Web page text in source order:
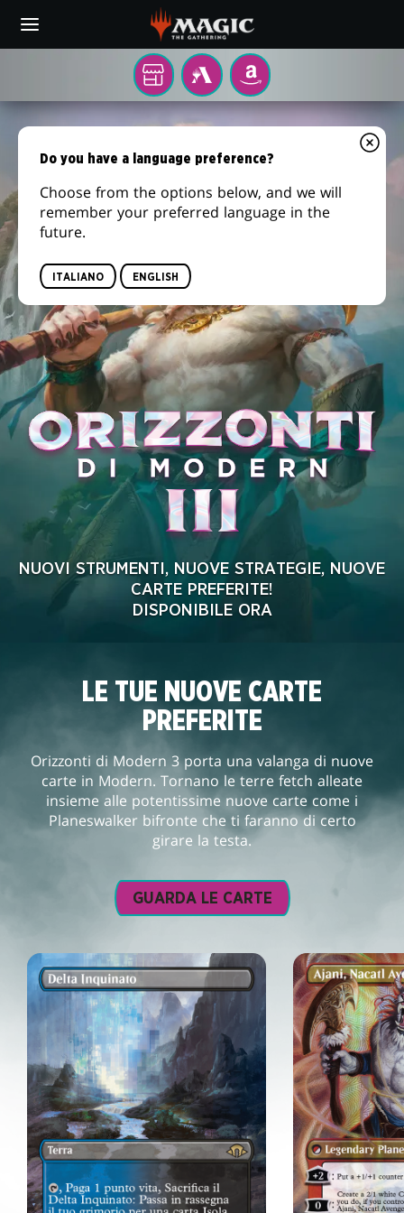
main
Il
tuo
negozio
zona
MTG
ARENA
AMAZON
ORIZZONTI
MODERN
3
NUOVI STRUMENTI, NUOVE STRATEGIE, NUOVE
CARTE PREFERITE!
DISPONIBILE ORA
LE TUE NUOVE CARTE
PREFERITE
Orizzonti di Modern 3 porta una valanga di nuove
carte in Modern. Tornano le terre fetch alleate
insieme alle potentissime nuove carte come i
Planeswalker bifronte che ti faranno di certo
girare la testa.
GUARDA LE CARTE
Do you have a language preference?
Choose from the options below, and we will
remember your preferred language in the
future.
ITALIANO ENGLISH